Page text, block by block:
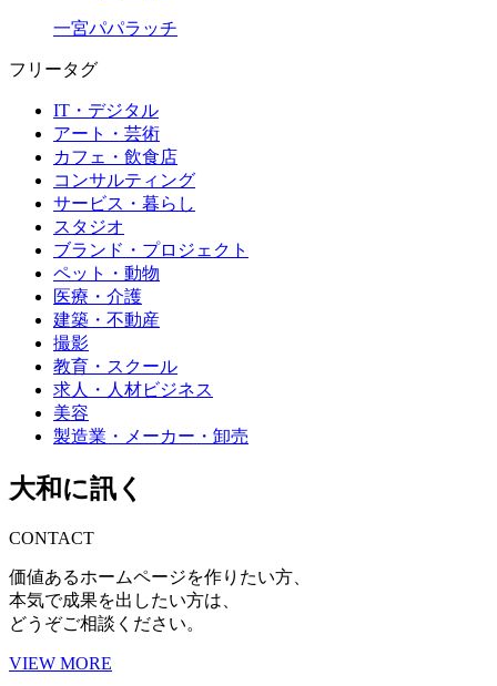
一宮パパラッチ
フリータグ
IT・デジタル
アート・芸術
カフェ・飲食店
コンサルティング
サービス・暮らし
スタジオ
ブランド・プロジェクト
ペット・動物
医療・介護
建築・不動産
撮影
教育・スクール
求人・人材ビジネス
美容
製造業・メーカー・卸売
大和に訊く
CONTACT
価値あるホームページを作りたい方、
本気で成果を出したい方は、
どうぞご相談ください。
VIEW MORE